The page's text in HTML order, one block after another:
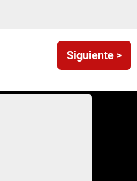
Siguiente >